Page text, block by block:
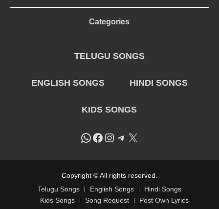
Categories
TELUGU SONGS
ENGLISH SONGS HINDI SONGS
KIDS SONGS
WhatsApp
Facebook
Instagram
Telegram
X
Copyright © All rights reserved.
Telugu Songs
English Songs
Hindi Songs
Kids Songs
Song Request
Post Own Lyrics